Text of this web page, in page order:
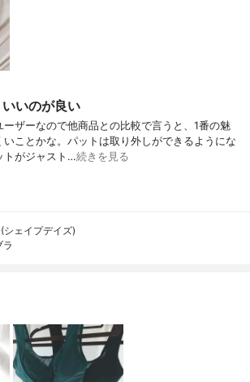
いのが良い
ザーなので他商品との比較で言うと、1番の魅
いことかな。パットは取り外しができるようにな
トがジャスト…続きを見る
シェイプデイズ)